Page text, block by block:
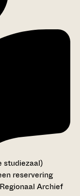
studiezaal)
reservering
Archief